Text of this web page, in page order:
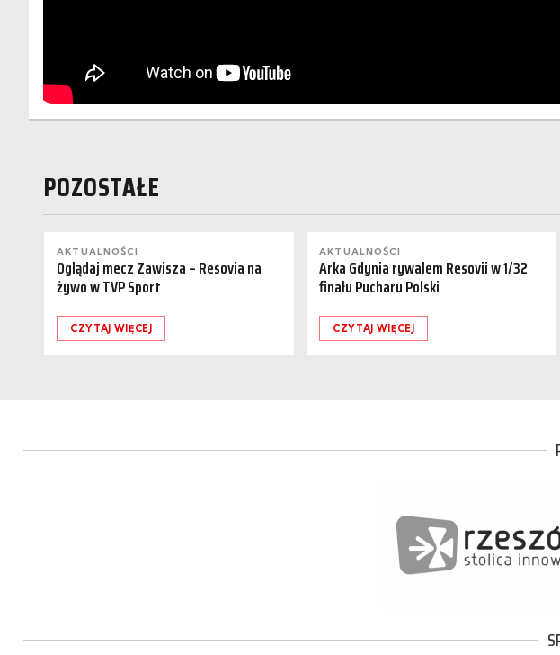
POZOSTAŁE
AKTUALNOŚCI
Oglądaj mecz Zawisza – Resovia na
żywo w TVP Sport
CZYTAJ WIĘCEJ
AKTUALNOŚCI
Arka Gdynia rywalem Resovii w 1/32
finału Pucharu Polski
CZYTAJ WIĘCEJ